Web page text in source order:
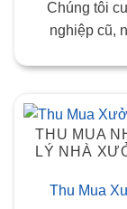
Chúng tôi
nghiệp cũ,
THU MUA
LÝ NHÀ
Thu Mua